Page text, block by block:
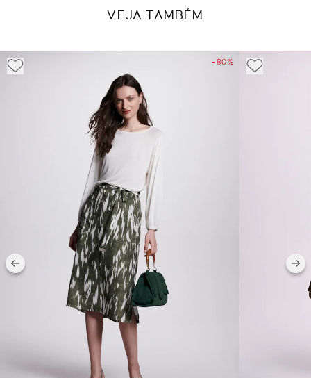
VEJA TAMBÉM
- 80%